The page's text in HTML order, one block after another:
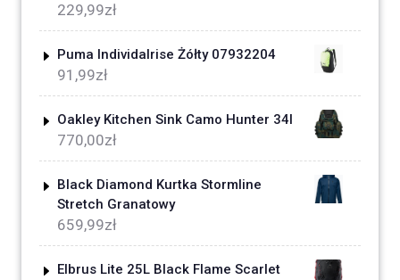
229,99zł
Puma Individalrise Żółty 07932204
91,99zł
Oakley Kitchen Sink Camo Hunter 34l
770,00zł
Black Diamond Kurtka Stormline
Stretch Granatowy
659,99zł
Elbrus Lite 25L Black Flame Scarlet